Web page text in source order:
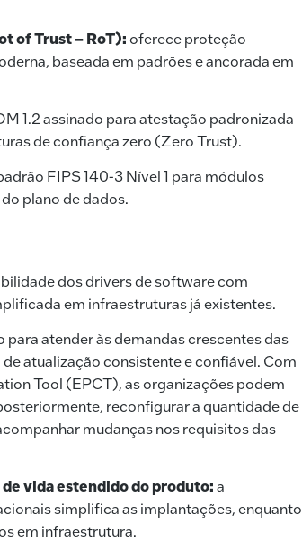
of Trust – RoT):oferece proteção
baseada em padrões e ancorada em
1.2 assinado para atestação padronizada
de confiança zero (Zero Trust).
FIPS 140-3 Nível 1 para módulos
plano de dados.
dos drivers de software com
em infraestruturas já existentes.
para atender às demandas crescentes das
atualização consistente e confiável. Com
Tool (EPCT), as organizações podem
reconfigurar a quantidade de
mudanças nos requisitos das
vida estendido do produto:a
simplifica as implantações, enquanto
em infraestrutura.